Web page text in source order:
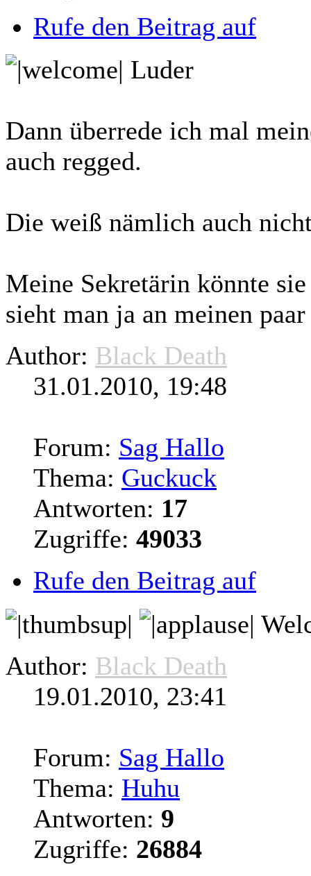
Rufe den Beitrag auf
Luder
Dann überrede ich mal
auch regged.
Die weiß nämlich auch
Meine Sekretärin könnte
sieht man ja an meinen
Author: Black Death
31.01.2010, 19:48
Forum: Sag Hallo
Thema: Guckuck
Antworten: 17
Zugriffe: 49033
Rufe den Beitrag auf
Author: Black Death
19.01.2010, 23:41
Forum: Sag Hallo
Thema: Huhu
Antworten: 9
Zugriffe: 26884